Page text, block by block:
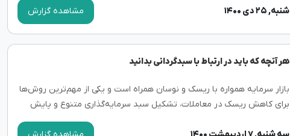
شنبه, ۲۵ دی ۱۴۰۰ مشاهده گزارش
هر آنچه که باید در ارتباط با سبدگردانی بدانید
بازار سرمایه همواره با ریسک و نوسان همراه است و یکی از مهم‌ترین روش‌ها
برای کاهش ریسک در معاملات، تشکیل سبد سرمایه‌گذاری متنوع و پایش
مستمر وضعیت سهام موجود در این سبد است که تحت...